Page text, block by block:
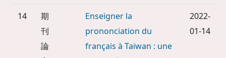
14
期
刊
論
Enseigner la
prononciation du
français à Taïwan : une
2022-
01-14